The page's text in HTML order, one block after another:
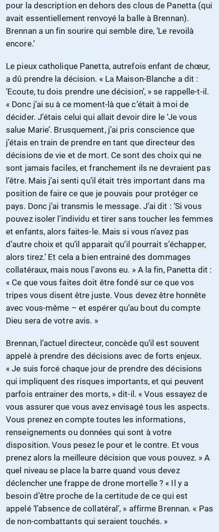
pour la description en dehors des clous de Panetta (qui
avait essentiellement renvoyé la balle à Brennan).
Brennan a un fin sourire qui semble dire, ‘Le revoilà
encore.’
Le pieux catholique Panetta, autrefois enfant de chœur,
a dû prendre la décision. « La Maison-Blanche a dit :
‘Ecoute, tu dois prendre une décision’, » se rappelle-t-il.
« Donc j’ai su à ce moment-là que c’était à moi de
décider. J’étais celui qui allait devoir dire le ‘Je vous
salue Marie’. Brusquement, j’ai pris conscience que
j’étais en train de prendre en tant que directeur des
décisions de vie et de mort. Ce sont des choix qui ne
sont jamais faciles, et franchement ils ne devraient pas
l’être. Mais j’ai senti qu’il était très important dans ma
position de faire ce que je pouvais pour protéger ce
pays. Donc j’ai transmis le message. J’ai dit : ‘Si vous
pouvez isoler l’individu et tirer sans toucher les femmes
et enfants, alors faites-le. Mais si vous n’avez pas
d’autre choix et qu’il apparait qu’il pourrait s’échapper,
alors tirez.’ Et cela a bien entrainé des dommages
collatéraux, mais nous l’avons eu. » A la fin, Panetta dit :
« Ce que vous faites doit être fondé sur ce que vos
tripes vous disent être juste. Vous devez être honnête
avec vous-même – et espérer qu’au bout du compte
Dieu sera de votre avis. »
Brennan, l’actuel directeur, concède qu’il est souvent
appelé à prendre des décisions avec de forts enjeux.
« Je suis forcé chaque jour de prendre des décisions
qui impliquent des risques importants, et qui peuvent
parfois entrainer des morts, » dit-il. « Vous essayez de
vous assurer que vous avez envisagé tous les aspects.
Vous prenez en compte toutes les informations,
renseignements ou données qui sont à votre
disposition. Vous pesez le pour et le contre. Et vous
prenez alors la meilleure décision que vous pouvez. » A
quel niveau se place la barre quand vous devez
déclencher une frappe de drone mortelle ? « Il y a
besoin d’être proche de la certitude de ce qui est
appelé ‘l’absence de collatéral’, » affirme Brennan. « Pas
de non-combattants qui seraient touchés. »